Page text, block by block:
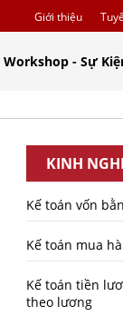
Giới thiệu
Workshop - Sự
KINH
Kế toán vốn
Kế toán mua
Kế toán tiền
theo lương